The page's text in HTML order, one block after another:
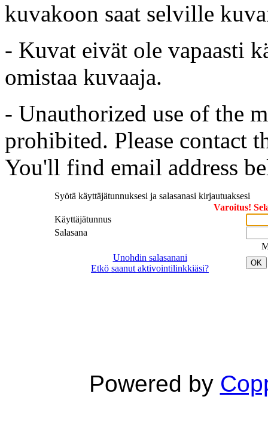
kuvakoon saat selville
- Kuvat eivät ole vapaasti
omistaa kuvaaja.
- Unauthorized use of the
prohibited. Please contact
You'll find email address
Syötä käyttäjätunnuksesi ja salasanasi kirjautuaksesi
Varoitus!
Käyttäjätunnus
Salasana
Unohdin salasanani
Etkö saanut aktivointilinkkiäsi?
OK
Powered by